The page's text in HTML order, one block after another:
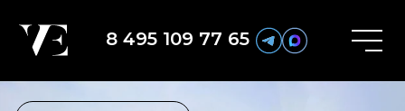
8 495 109 77 65